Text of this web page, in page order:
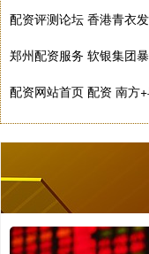
配资评测论坛 香港青衣
郑州配资服务 软银集团
配资网站首页 配资 南方